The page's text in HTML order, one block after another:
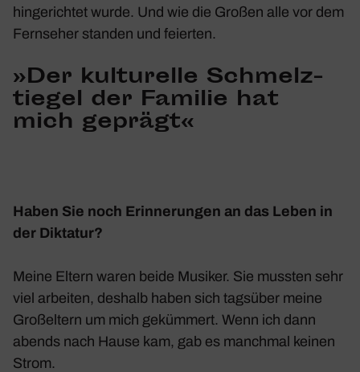
hinge­richtet wurde. Und wie die Großen alle vor dem
Fern­seher standen und feierten.
»Der kultu­relle Schmelz­
tiegel der Familie hat
mich geprägt«
Haben Sie noch Erin­ne­rungen an das Leben in
der Diktatur?
Meine Eltern waren beide Musiker. Sie mussten sehr
viel arbeiten, deshalb haben sich tags­über meine
Groß­el­tern um mich geküm­mert. Wenn ich dann
abends nach Hause kam, gab es manchmal keinen
Strom.